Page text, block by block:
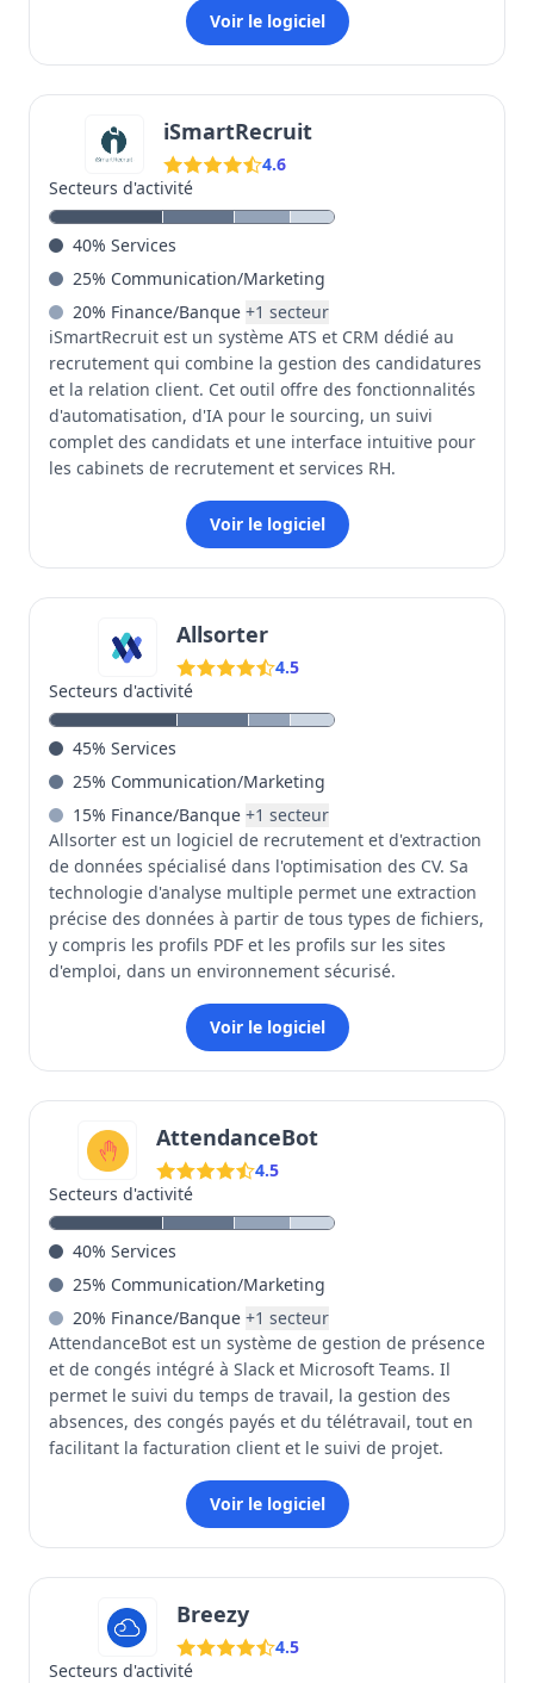
Voir le logiciel
iSmartRecruit
4.6
Secteurs d'activité
40% Services
25% Communication/Marketing
20% Finance/Banque +1 secteur
iSmartRecruit est un système ATS et CRM dédié au
recrutement qui combine la gestion des candidatures
et la relation client. Cet outil offre des fonctionnalités
d'automatisation, d'IA pour le sourcing, un suivi
complet des candidats et une interface intuitive pour
les cabinets de recrutement et services RH.
Voir le logiciel
Allsorter
4.5
Secteurs d'activité
45% Services
25% Communication/Marketing
15% Finance/Banque +1 secteur
Allsorter est un logiciel de recrutement et d'extraction
de données spécialisé dans l'optimisation des CV. Sa
technologie d'analyse multiple permet une extraction
précise des données à partir de tous types de fichiers,
y compris les profils PDF et les profils sur les sites
d'emploi, dans un environnement sécurisé.
Voir le logiciel
AttendanceBot
4.5
Secteurs d'activité
40% Services
25% Communication/Marketing
20% Finance/Banque +1 secteur
AttendanceBot est un système de gestion de présence
et de congés intégré à Slack et Microsoft Teams. Il
permet le suivi du temps de travail, la gestion des
absences, des congés payés et du télétravail, tout en
facilitant la facturation client et le suivi de projet.
Voir le logiciel
Breezy
4.5
Secteurs d'activité